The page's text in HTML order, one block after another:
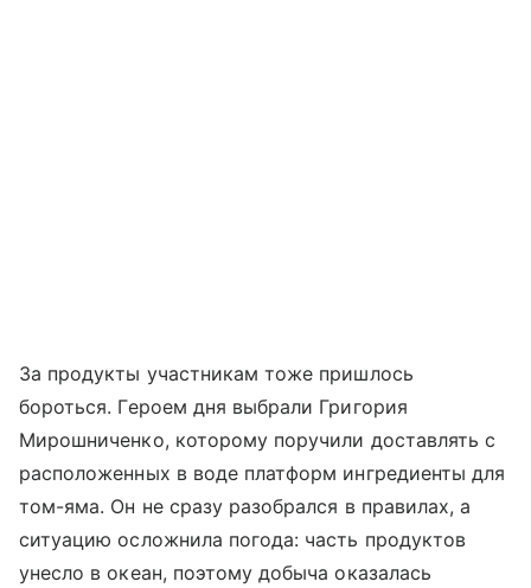
За продукты участникам тоже пришлось
бороться. Героем дня выбрали Григория
Мирошниченко, которому поручили доставлять с
расположенных в воде платформ ингредиенты для
том-яма. Он не сразу разобрался в правилах, а
ситуацию осложнила погода: часть продуктов
унесло в океан, поэтому добыча оказалась